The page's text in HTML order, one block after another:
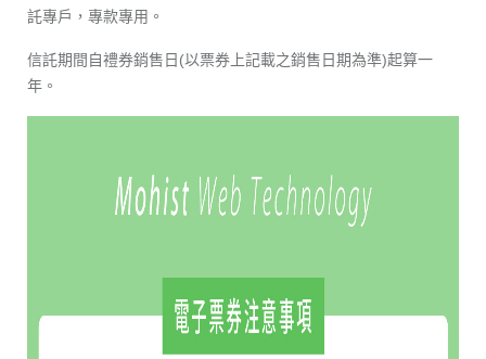
託專戶，專款專用。
信託期間自禮券銷售日(以票券上記載之銷售日期為準)起算一
年。